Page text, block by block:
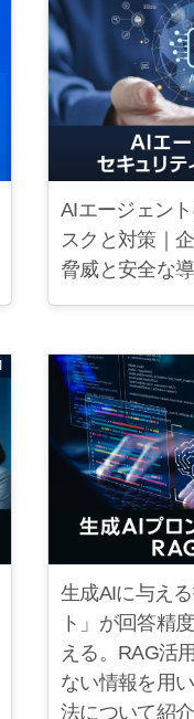
AIエージェン
スクと対策｜
脅威と安全な
生成AIに与え
ト」が回答精
える。RAG活
ない情報を用
法について紹介